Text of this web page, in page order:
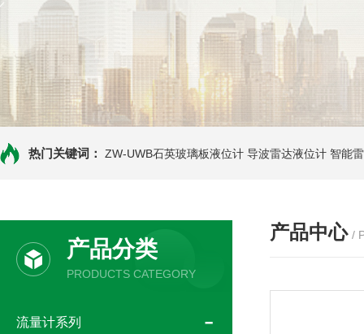
热门关键词： ZW-UWB石英玻璃板液位计 导波雷达液位计 智能
产品分类
PRODUCTS CATEGORY
流量计系列
产品中心 /